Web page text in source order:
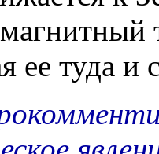
ее туда и